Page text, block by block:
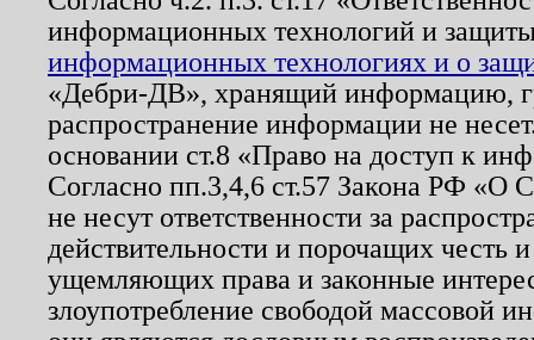
информационных технологий и
информационных технологиях и о
«Дебри-ДВ», хранящий информацию,
распространение информации не
основании ст.8 «Право на доступ к
Согласно пп.3,4,6 ст.57 Закона РФ «О
не несут ответственности за
действительности и порочащих честь
ущемляющих права и законные
злоупотребление свободой массовой